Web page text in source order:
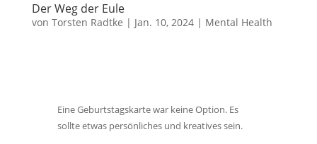
Der Weg der Eule
von Torsten Radtke | Jan. 10, 2024| Mental Health
Eine Geburtstagskarte war keine Option. Es
sollte etwas persönliches und kreatives sein.